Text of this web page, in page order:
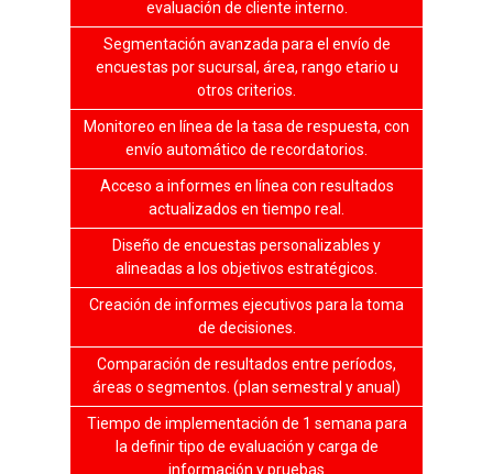
evaluación de cliente interno.
Segmentación avanzada para el envío de
encuestas por sucursal, área, rango etario u
otros criterios.
Monitoreo en línea de la tasa de respuesta, con
envío automático de recordatorios.
Acceso a informes en línea con resultados
actualizados en tiempo real.
Diseño de encuestas personalizables y
alineadas a los objetivos estratégicos.
Creación de informes ejecutivos para la toma
de decisiones.
Comparación de resultados entre períodos,
áreas o segmentos. (plan semestral y anual)
Tiempo de implementación de 1 semana para
la definir tipo de evaluación y carga de
información y pruebas